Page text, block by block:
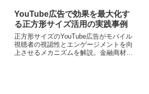
重要です。また、テスト結果を分析し、
広告を改善するための洞察を得ることが
ABテストの鍵となります。
YouTube広告で効果を最大化す
る正方形サイズ活用の実践事例
正方形サイズのYouTube広告がモバイル
視聴者の視認性とエンゲージメントを向
上させるメカニズムを解説。金融商材や